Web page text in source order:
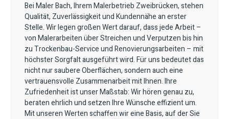
Bei Maler Bach, Ihrem Malerbetrieb Zweibrücken, stehen
Qualität, Zuverlässigkeit und Kundennähe an erster
Stelle. Wir legen großen Wert darauf, dass jede Arbeit –
von Malerarbeiten über Streichen und Verputzen bis hin
zu Trockenbau-Service und Renovierungsarbeiten – mit
höchster Sorgfalt ausgeführt wird. Für uns bedeutet das
nicht nur saubere Oberflächen, sondern auch eine
vertrauensvolle Zusammenarbeit mit Ihnen. Ihre
Zufriedenheit ist unser Maßstab: Wir hören genau zu,
beraten ehrlich und setzen Ihre Wünsche effizient um.
Mit unseren Werten schaffen wir eine Basis, auf der Sie